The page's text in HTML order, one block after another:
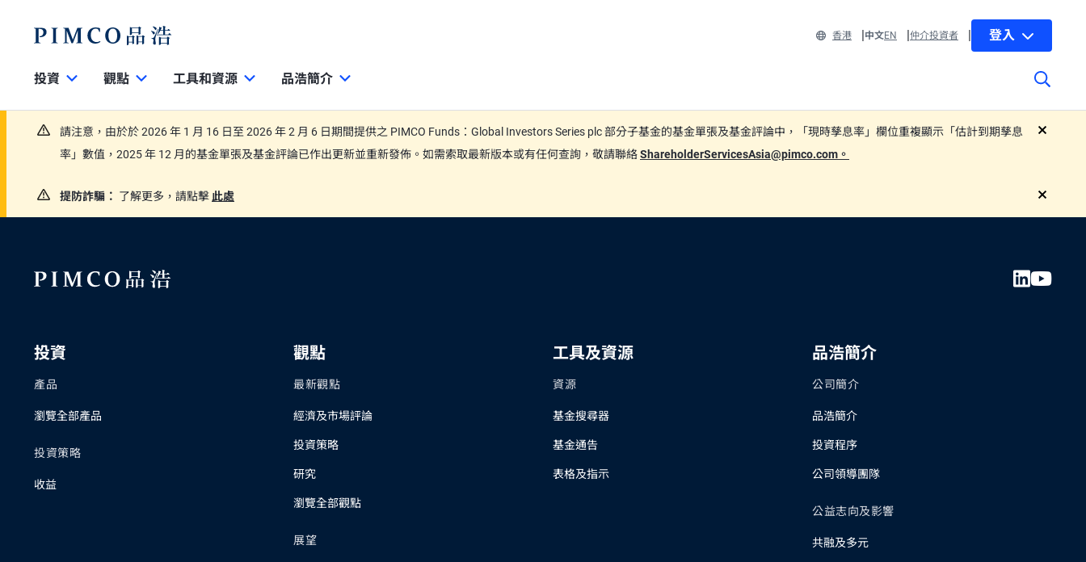
香港 中文EN 仲介投資者 登入
投資 觀點 工具和資源 品浩簡介
請注意，由於於 2026 年 1 月 16 日至 2026 年 2 月 6 日期間提供之 PIMCO Funds：Global Investors Series plc 部分子基金的基金單張及基金評論中，「現時孳息率」欄位重複顯示「估計到期孳息
率」數值，2025 年 12 月的基金單張及基金評論已作出更新並重新發佈。如需索取最新版本或有任何查詢，敬請聯絡ShareholderServicesAsia@pimco.com。
提防詐騙： 了解更多，請點擊 此處
投資
產品
瀏覽全部產品
投資策略
收益
觀點
最新觀點
經濟及市場評論
投資策略
研究
瀏覽全部觀點
展望
工具及資源
資源
基金搜尋器
基金通告
表格及指示
品浩簡介
公司簡介
品浩簡介
投資程序
公司領導團隊
公益志向及影響
共融及多元